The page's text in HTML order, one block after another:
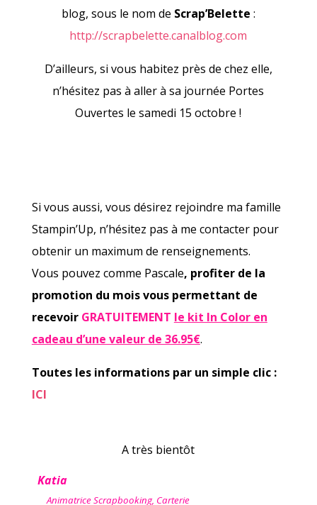
blog, sous le nom de Scrap’Belette :
http://scrapbelette.canalblog.com
D’ailleurs, si vous habitez près de chez elle,
n’hésitez pas à aller à sa journée Portes
Ouvertes le samedi 15 octobre !
Si vous aussi, vous désirez rejoindre ma famille
Stampin’Up, n’hésitez pas à me contacter pour
obtenir un maximum de renseignements.
Vous pouvez comme Pascale, profiter de la
promotion du mois vous permettant de
recevoir GRATUITEMENT le kit In Color en
cadeau d’une valeur de 36.95€.
Toutes les informations par un simple clic :
ICI
A très bientôt
Katia
Animatrice Scrapbooking, Carterie